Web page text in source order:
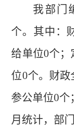
我部门
个。其中：
给单位0个；
位0个。财政
参公单位0个
月统计，部